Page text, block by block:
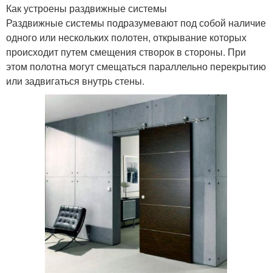
Как устроены раздвижные системы
Раздвижные системы подразумевают под собой наличие
одного или нескольких полотен, открывание которых
происходит путем смещения створок в стороны. При
этом полотна могут смещаться параллельно перекрытию
или задвигаться внутрь стены.